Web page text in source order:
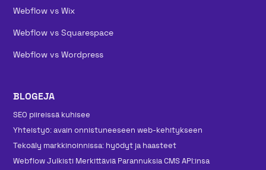
Webflow vs Wix
Webflow vs Squarespace
Webflow vs Wordpress
BLOGEJA
SEO piireissä kuhisee
Yhteistyö: avain onnistuneeseen web-kehitykseen
Tekoäly markkinoinnissa: hyödyt ja haasteet
Webflow Julkisti Merkittäviä Parannuksia CMS API:insa